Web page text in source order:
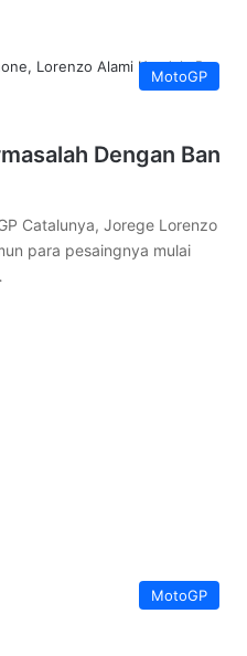
MotoGP
Dengan Ban
Catalunya, Jorege Lorenzo
para pesaingnya mulai
MotoGP